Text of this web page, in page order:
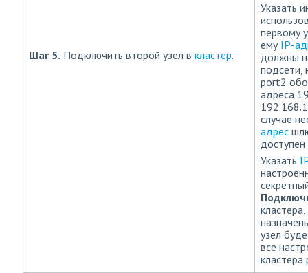
Шаг 5. Подключить второй узел в кластер.
Указать
первому
ему IP-
должны
подсети,
port2
адреса
случае
адрес
доступен
Указать
узел
все
кластера